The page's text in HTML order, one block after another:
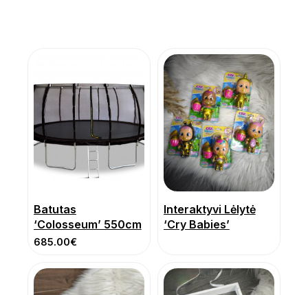
Batutas
‘Colosseum’ 550cm
685.00€
Interaktyvi Lėlytė
‘Cry Babies’